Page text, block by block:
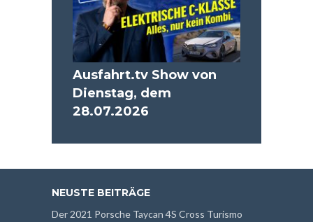
Ausfahrt.tv Show von
Dienstag, dem
28.07.2026
NEUSTE BEITRÄGE
Der 2021 Porsche Taycan 4S Cross Turismo